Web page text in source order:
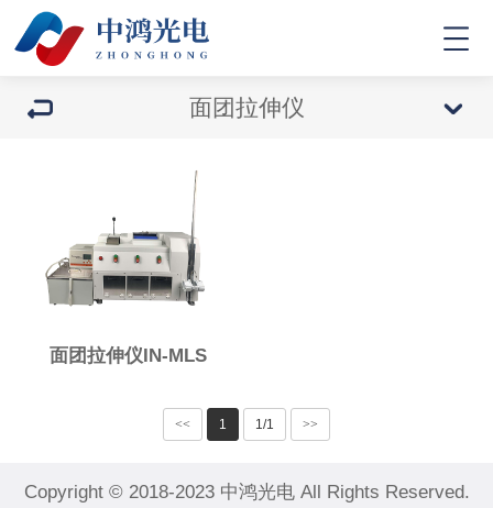
面团拉伸仪
面团拉伸仪IN-MLS
<< 1 1/1 >>
Copyright © 2018-2023 中鸿光电 All Rights Reserved.